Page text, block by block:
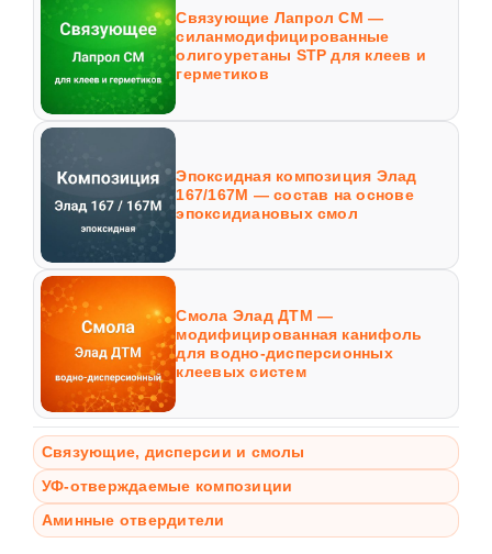
Связующие Лапрол СМ —
силанмодифицированные
олигоуретаны STP для клеев и
герметиков
Эпоксидная композиция Элад
167/167М — состав на основе
эпоксидиановых смол
Смола Элад ДТМ —
модифицированная канифоль
для водно-дисперсионных
клеевых систем
Связующие, дисперсии и смолы
УФ-отверждаемые композиции
Аминные отвердители